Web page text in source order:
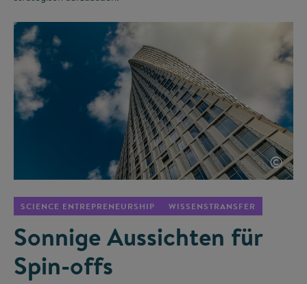
©
SCIENCE ENTREPRENEURSHIP WISSENSTRANSFER
Sonnige Aussichten für
Spin-offs